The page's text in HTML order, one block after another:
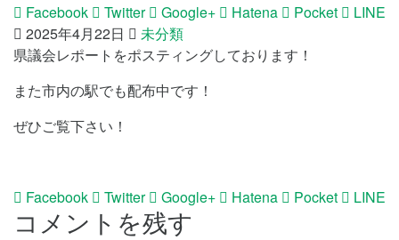
Facebook Twitter Google+ Hatena Pocket
LINE
2025年4月22日
未分類
県議会レポートをポスティングしております！
また市内の駅でも配布中です！
ぜひご覧下さい！
Facebook Twitter Google+ Hatena Pocket LINE
コメントを残す